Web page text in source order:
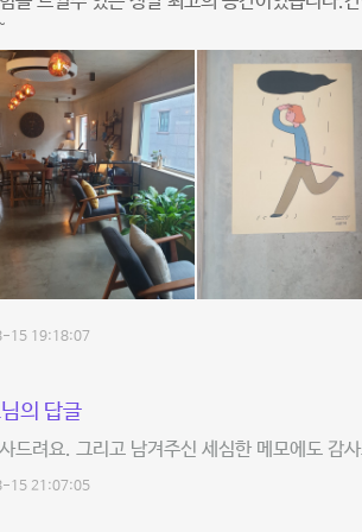
15 19:18:07
의 답글
드려요. 그리고 남겨주신 세심한 메모에도 감사
15 21:07:05